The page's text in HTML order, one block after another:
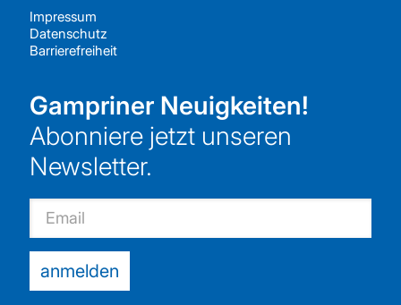
Impressum
Datenschutz
Barrierefreiheit
Gampriner Neuigkeiten!
Abonniere jetzt unseren
Newsletter.
Email
anmelden